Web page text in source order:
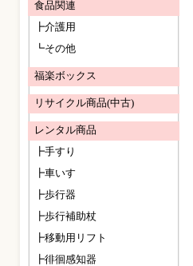
食品関連
┣介護用
┗その他
福楽ボックス
リサイクル商品(中古)
レンタル商品
┣手すり
┣車いす
┣歩行器
┣歩行補助杖
┣移動用リフト
┣徘徊感知器